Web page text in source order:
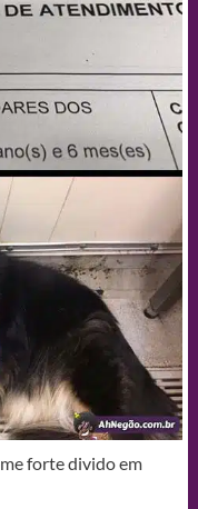
forte divido em